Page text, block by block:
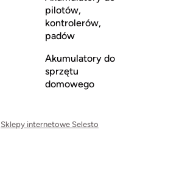
pilotów,
kontrolerów,
padów
Akumulatory do
sprzętu
domowego
Sklepy internetowe Selesto